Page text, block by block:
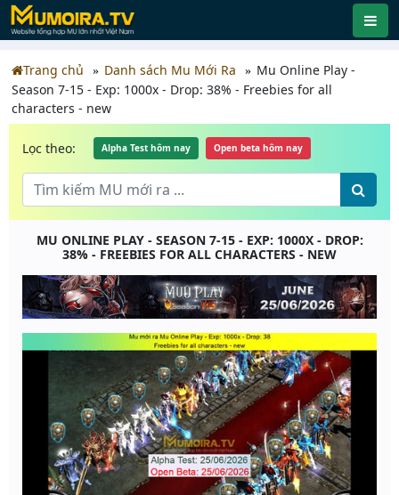
Trang chủ Danh sách Mu Mới Ra
Mu Online Play -
Season 7-15 - Exp: 1000x - Drop: 38% - Freebies for all
characters - new
Lọc theo: Alpha Test hôm nay Open beta hôm nay
MU ONLINE PLAY - SEASON 7-15 - EXP: 1000X - DROP:
38% - FREEBIES FOR ALL CHARACTERS - NEW